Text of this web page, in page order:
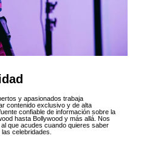
y apasionados trabaja
contenido exclusivo y de alta
confiable de información sobre la
hasta Bollywood y más allá. Nos
que acudes cuando quieres saber
celebridades.